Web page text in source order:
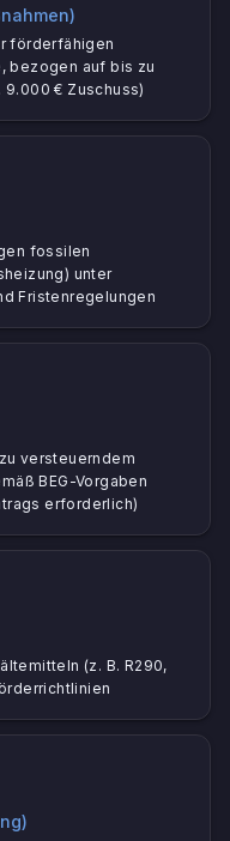
förderfähigen
bezogen auf bis zu
€ Zuschuss)
fossilen
unter
Fristenregelungen
versteuerndem
BEG-Vorgaben
erforderlich)
(z. B. R290,